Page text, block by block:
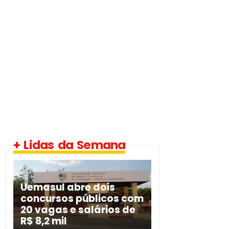
+ Lidas da Semana
Uemasul abre dois
concursos públicos com
20 vagas e salários de
R$ 8,2 mil